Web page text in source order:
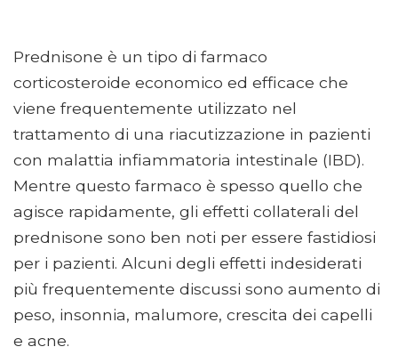
Prednisone è un tipo di farmaco
corticosteroide economico ed efficace che
viene frequentemente utilizzato nel
trattamento di una riacutizzazione in pazienti
con malattia infiammatoria intestinale (IBD).
Mentre questo farmaco è spesso quello che
agisce rapidamente, gli effetti collaterali del
prednisone sono ben noti per essere fastidiosi
per i pazienti. Alcuni degli effetti indesiderati
più frequentemente discussi sono aumento di
peso, insonnia, malumore, crescita dei capelli
e acne.